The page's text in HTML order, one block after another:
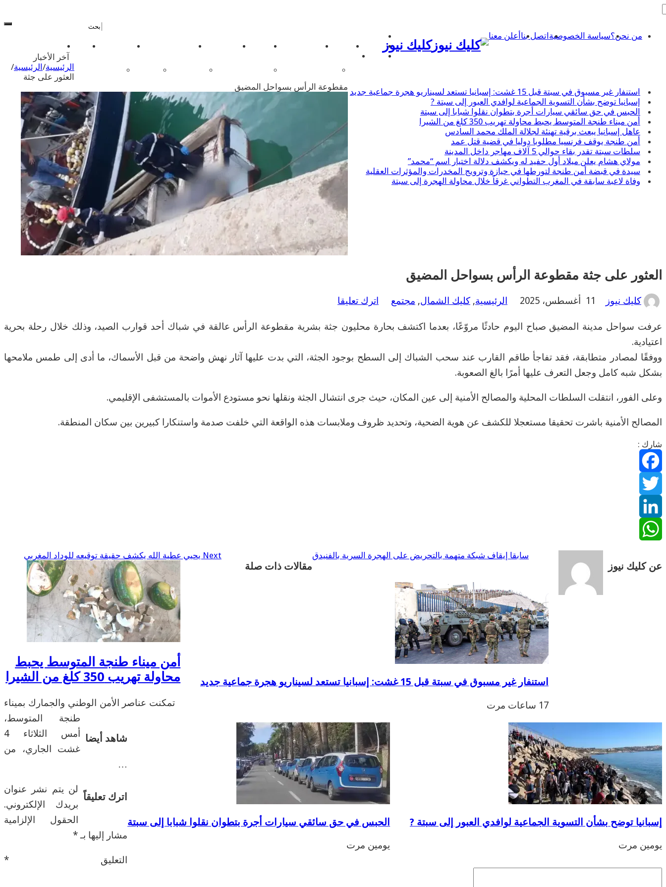
من نحن؟سياسة الخصوصية اتصل بنا أعلن معنا
كليك نيوز
سياسة
مجتمع كليك الشمال اقتصاد كليك سبور علوم وتكنولوجيا فن و ثقافة عالم
صحة
آخر الأخبار
استنفار غير مسبوق في سبتة قبل 15 غشت: إسبانيا تستعد لسيناريو هجرة جماعية جديد
إسبانيا توضح بشأن التسوية الجماعية لوافدي العبور إلى سبتة ?
الحبس في حق سائقي سيارات أجرة بتطوان نقلوا شبابا إلى سبتة
أمن ميناء طنجة المتوسط يحبط محاولة تهريب 350 كلغ من الشيرا
عاهل إسبانيا يبعث برقية تهنئة لجلالة الملك محمد السادس
أمن طنجة يوقف فرنسيا مطلوبا دوليا في قضية قتل عمد
سلطات سبتة تقدر بقاء حوالي 5 آلاف مهاجر داخل المدينة
مولاي هشام يعلن ميلاد أول حفيد له ويكشف دلالة اختيار اسم “محمد”
سيدة في قبضة أمن طنجة لتورطها في حيازة وترويج المخدرات والمؤثرات العقلية
وفاة لاعبة سابقة في المغرب التطواني غرقاً خلال محاولة الهجرة إلى سبتة
الرئيسية/ الرئيسية/
العثور على جثة
مقطوعة الرأس بسواحل المضيق
العثور على جثة مقطوعة الرأس بسواحل المضيق
كليك نيوز 11 أغسطس، 2025 الرئيسية, كليك الشمال, مجتمع اترك تعليقا
عرفت سواحل مدينة المضيق صباح اليوم حادثًا مروّعًا، بعدما اكتشف بحارة محليون جثة بشرية مقطوعة الرأس عالقة في شباك أحد قوارب الصيد، وذلك خلال رحلة بحرية
اعتيادية.
ووفقًا لمصادر متطابقة، فقد تفاجأ طاقم القارب عند سحب الشباك إلى السطح بوجود الجثة، التي بدت عليها آثار نهش واضحة من قبل الأسماك، ما أدى إلى طمس ملامحها
بشكل شبه كامل وجعل التعرف عليها أمرًا بالغ الصعوبة.
وعلى الفور، انتقلت السلطات المحلية والمصالح الأمنية إلى عين المكان، حيث جرى انتشال الجثة ونقلها نحو مستودع الأموات بالمستشفى الإقليمي.
المصالح الأمنية باشرت تحقيقا مستعجلا للكشف عن هوية الضحية، وتحديد ظروف وملابسات هذه الواقعة التي خلفت صدمة واستنكارا كبيرين بين سكان المنطقة.
شارك :
Facebook
Twitter
LinkedIn
عن كليك نيوز
سابقا إيقاف شبكة متهمة بالتحريض على الهجرة السرية بالفنيدق Next يحيي عطية الله يكشف حقيقة توقيعه للوداد المغربي
مقالات ذات صلة
استنفار غير مسبوق في سبتة قبل 15 غشت: إسبانيا تستعد لسيناريو هجرة جماعية جديد
17 ساعات مرت
إسبانيا توضح بشأن التسوية الجماعية لوافدي العبور إلى سبتة ?
يومين مرت
الحبس في حق سائقي سيارات أجرة بتطوان نقلوا شبابا إلى سبتة
يومين مرت
شاهد أيضا
أمن ميناء طنجة المتوسط يحبط
محاولة تهريب 350 كلغ من الشيرا
تمكنت عناصر الأمن الوطني والجمارك بميناء
طنجة المتوسط،
أمس الثلاثاء 4
غشت الجاري، من
…
اترك تعليقاً
لن يتم نشر عنوان
بريدك الإلكتروني.
الحقول الإلزامية
مشار إليها بـ*
التعليق *